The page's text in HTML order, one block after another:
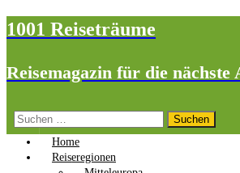
1001 Reiseträume
Reisemagazin für die nächste
Suchen
nach:
Home
Reiseregionen